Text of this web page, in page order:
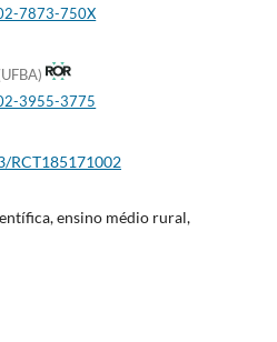
7873-750X
3955-3775
RCT185171002
ensino médio rural,